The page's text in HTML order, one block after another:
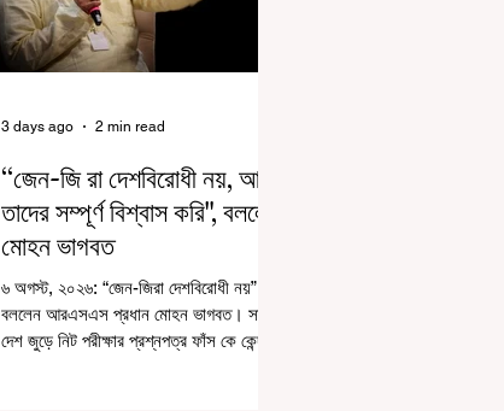
“জেন-জি রা দেশবিরোধী নয়, আমি
তাদের সম্পূর্ণ বিশ্বাস করি", বললেন
মোহন ভাগবত
৬ অগস্ট, ২০২৬: “জেন-জিরা দেশবিরোধী নয়”।
বললেন আরএসএস প্রধান মোহন ভাগবত। সারা
দেশ জুড়ে নিট পরীক্ষার প্রশ্নপত্র ফাঁস কে কেন্দ্র
3 days ago 2 min read